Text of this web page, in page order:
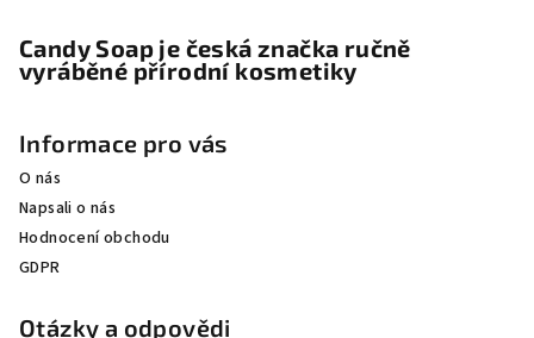
Candy Soap je česká značka ručně
vyráběné přírodní kosmetiky
Informace pro vás
O nás
Napsali o nás
Hodnocení obchodu
GDPR
Otázky a odpovědi